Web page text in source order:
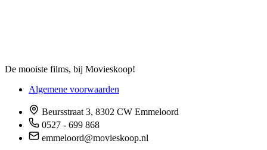
De mooiste films, bij Movieskoop!
Algemene voorwaarden
Beursstraat 3, 8302 CW Emmeloord
0527 - 699 868
emmeloord@movieskoop.nl